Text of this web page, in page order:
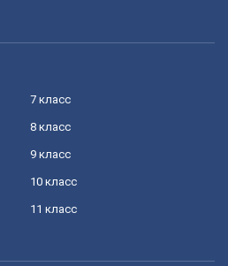
7 класс
8 класс
9 класс
10 класс
11 класс